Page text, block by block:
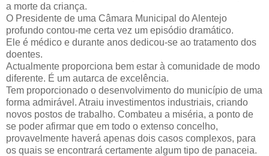
a morte da criança.
O Presidente de uma Câmara Municipal do Alentejo
profundo contou-me certa vez um episódio dramático.
Ele é médico e durante anos dedicou-se ao tratamento dos
doentes.
Actualmente proporciona bem estar à comunidade de modo
diferente. É um autarca de excelência.
Tem proporcionado o desenvolvimento do município de uma
forma admirável. Atraiu investimentos industriais, criando
novos postos de trabalho. Combateu a miséria, a ponto de
se poder afirmar que em todo o extenso concelho,
provavelmente haverá apenas dois casos complexos, para
os quais se encontrará certamente algum tipo de panaceia.